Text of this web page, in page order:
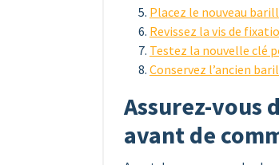
Placez le nouveau
Revissez la vis de
Testez la nouvelle clé
Conservez l’ancien
Assurez-vous
avant de